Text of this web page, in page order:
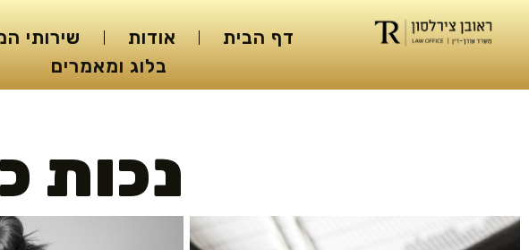
דף הבית אודות שירותי
בלוג ומאמרים
נכות